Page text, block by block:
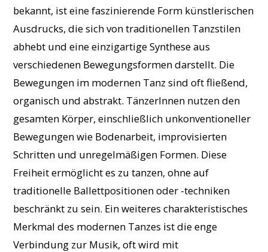
bekannt, ist eine faszinierende Form künstlerischen
Ausdrucks, die sich von traditionellen Tanzstilen
abhebt und eine einzigartige Synthese aus
verschiedenen Bewegungsformen darstellt. Die
Bewegungen im modernen Tanz sind oft fließend,
organisch und abstrakt. TänzerInnen nutzen den
gesamten Körper, einschließlich unkonventioneller
Bewegungen wie Bodenarbeit, improvisierten
Schritten und unregelmäßigen Formen. Diese
Freiheit ermöglicht es zu tanzen, ohne auf
traditionelle Ballettpositionen oder -techniken
beschränkt zu sein. Ein weiteres charakteristisches
Merkmal des modernen Tanzes ist die enge
Verbindung zur Musik, oft wird mit